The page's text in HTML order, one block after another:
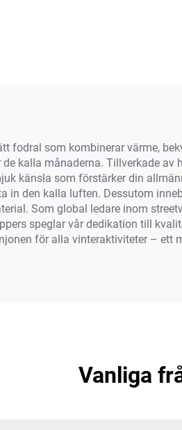
fodral som kombinerar värme,
kalla månaderna. Tillverkade
känsla som förstärker din
den kalla luften. Dessutom
Som global ledare inom
speglar vår dedikation till
för alla vinteraktiviteter –
Vanliga